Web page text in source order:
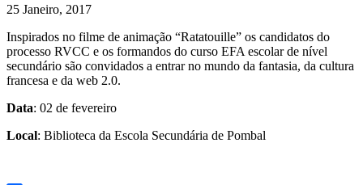
25 Janeiro, 2017
Inspirados no filme de animação “Ratatouille” os candidatos do
processo RVCC e os formandos do curso EFA escolar de nível
secundário são convidados a entrar no mundo da fantasia, da cultura
francesa e da web 2.0.
Data: 02 de fevereiro
Local: Biblioteca da Escola Secundária de Pombal